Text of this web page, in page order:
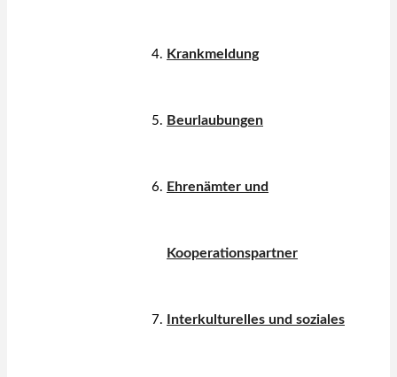
Krankmeldung
Beurlaubungen
Ehrenämter und
Kooperationspartner
Interkulturelles und soziales